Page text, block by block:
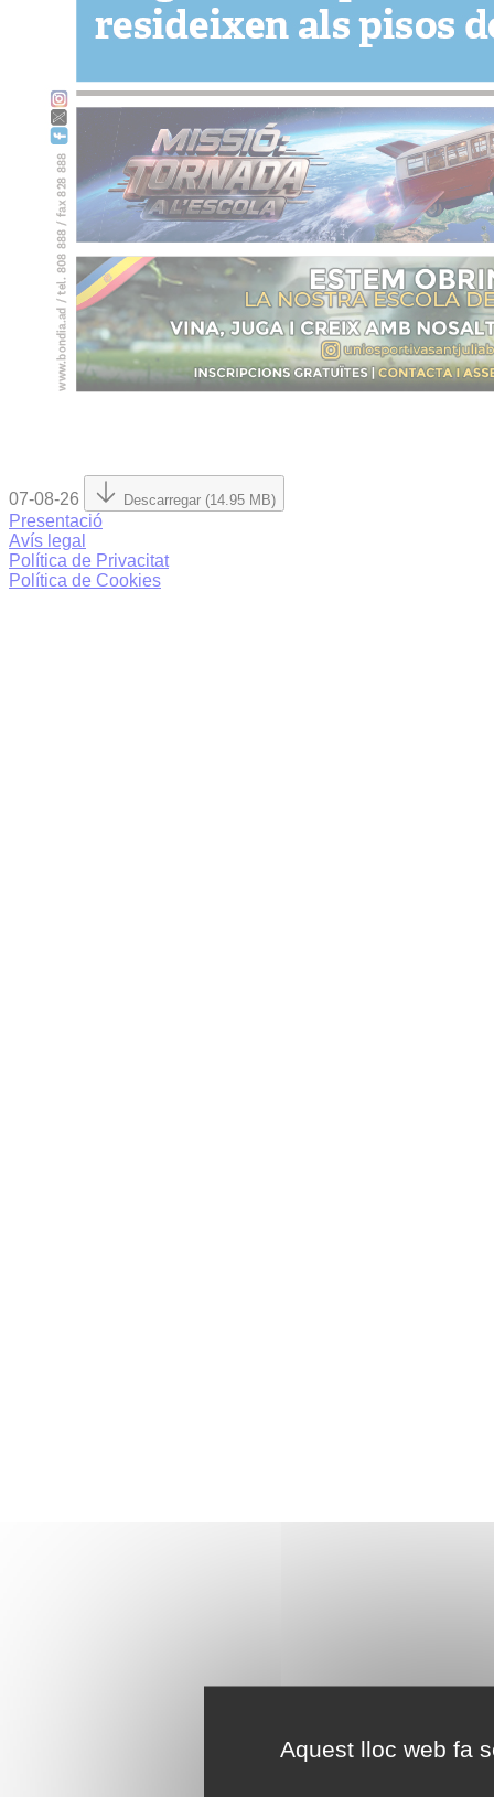
Aquest lloc web fa
07-08-26 Descarregar (14.95 MB)
Presentació
Avís legal
Política de Privacitat
Política de Cookies